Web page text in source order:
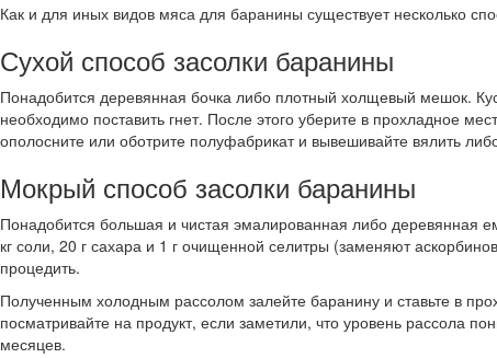
Как и для иных видов мяса для баранины существует несколько
Сухой способ засолки баранины
Понадобится деревянная бочка либо плотный холщевый мешок.
необходимо поставить гнет. После этого уберите в прохладное
ополосните или оботрите полуфабрикат и вывешивайте вялить
Мокрый способ засолки баранины
Понадобится большая и чистая эмалированная либо деревянная
кг соли, 20 г сахара и 1 г очищенной селитры (заменяют
процедить.
Полученным холодным рассолом залейте баранину и ставьте в
посматривайте на продукт, если заметили, что уровень рассола
месяцев.